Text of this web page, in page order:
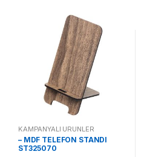
KAMPANYALI ÜRÜNLER
– MDF TELEFON STANDI
ST325070